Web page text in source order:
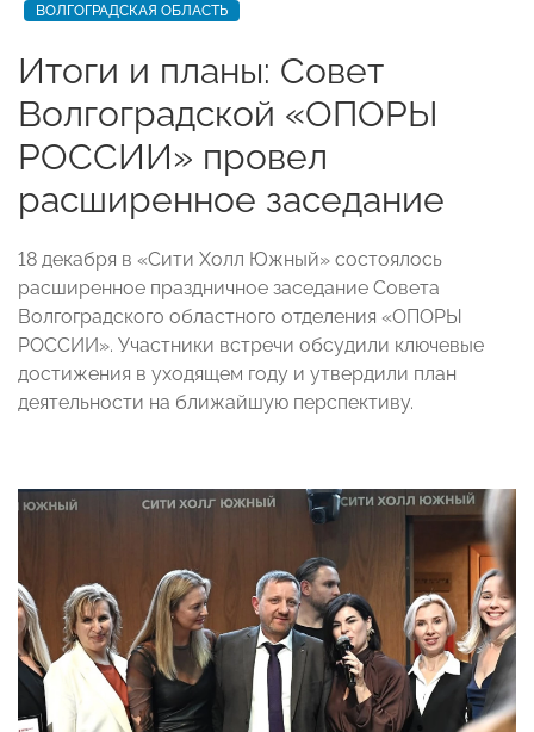
ВОЛГОГРАДСКАЯ ОБЛАСТЬ
Итоги и планы: Совет
Волгоградской «ОПОРЫ
РОССИИ» провел
расширенное заседание
18 декабря в «Сити Холл Южный» состоялось
расширенное праздничное заседание Совета
Волгоградского областного отделения «ОПОРЫ
РОССИИ». Участники встречи обсудили ключевые
достижения в уходящем году и утвердили план
деятельности на ближайшую перспективу.